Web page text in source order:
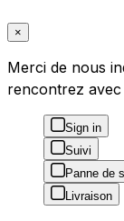
×
Merci de nous
rencontrez avec
Sign in
Suivi
Panne de
Livraison